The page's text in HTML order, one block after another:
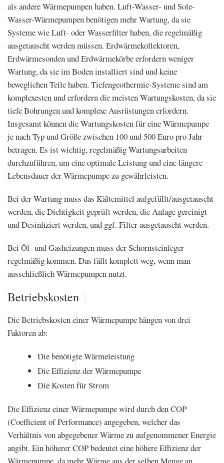
als andere Wärmepumpen haben. Luft-Wasser- und Sole-
Wasser-Wärmepumpen benötigen mehr Wartung, da sie
Systeme wie Luft- oder Wasserfilter haben, die regelmäßig
ausgetauscht werden müssen. Erdwärmekollektoren,
Erdwärmesonden und Erdwärmekörbe erfordern weniger
Wartung, da sie im Boden installiert sind und keine
beweglichen Teile haben. Tiefengeothermie-Systeme sind am
komplexesten und erfordern die meisten Wartungskosten, da sie
tiefe Bohrungen und komplexe Ausrüstungen erfordern.
Insgesamt können die Wartungskosten für eine Wärmepumpe
je nach Typ und Größe zwischen 100 und 500 Euro pro Jahr
betragen. Es ist wichtig, regelmäßig Wartungsarbeiten
durchzuführen, um eine optimale Leistung und eine längere
Lebensdauer der Wärmepumpe zu gewährleisten.
Bei der Wartung muss das Kältemittel aufgefüllt/ausgetauscht
werden, die Dichtigkeit geprüft werden, die Anlage gereinigt
und Desinfiziert werden, und ggf. Filter ausgetauscht werden.
Bei Öl- und Gasheizungen muss der Schornsteinfeger
regelmäßig kommen. Das fällt komplett weg, wenn man
ausschließlich Wärmepumpen nutzt.
Betriebskosten
Die Betriebskosten einer Wärmepumpe hängen von drei
Faktoren ab:
Die benötigte Wärmeleistung
Die Effizienz der Wärmepumpe
Die Kosten für Strom
Die Effizienz einer Wärmepumpe wird durch den COP
(Coefficient of Performance) angegeben, welcher das
Verhältnis von abgegebener Wärme zu aufgenommener Energie
angibt. Ein höherer COP bedeutet eine höhere Effizienz der